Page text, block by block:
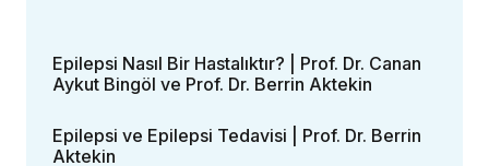
Epilepsi Nasıl Bir Hastalıktır? | Prof. Dr. Canan
Aykut Bingöl ve Prof. Dr. Berrin Aktekin
Epilepsi ve Epilepsi Tedavisi | Prof. Dr. Berrin
Aktekin